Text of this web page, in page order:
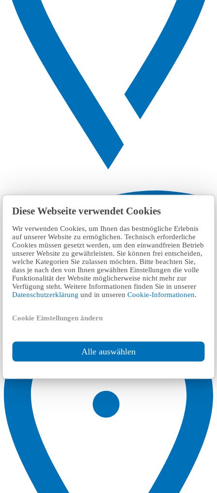
Diese Webseite verwendet Cookies
Wir verwenden Cookies, um Ihnen das bestmögliche Erlebnis
auf unserer Website zu ermöglichen. Technisch erforderliche
Cookies müssen gesetzt werden, um den einwandfreien Betrieb
unserer Website zu gewährleisten. Sie können frei entscheiden,
welche Kategorien Sie zulassen möchten. Bitte beachten Sie,
dass je nach den von Ihnen gewählten Einstellungen die volle
Funktionalität der Website möglicherweise nicht mehr zur
Verfügung steht. Weitere Informationen finden Sie in unserer
Datenschutzerklärungund in unserenCookie-Informationen
Cookie Einstellungen ändern
Alle auswählen
٦ km
Theoretische Führerscheinprüfung Neunkirchen
إمتحان رخصة السياقة